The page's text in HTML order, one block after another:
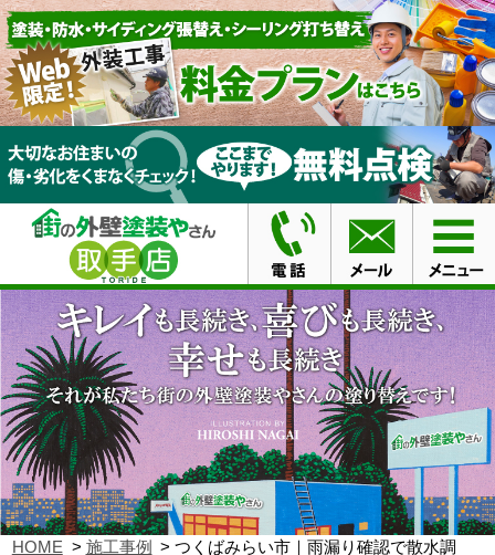
HOME 施工事例
つくばみらい市｜雨漏り確認で散水調